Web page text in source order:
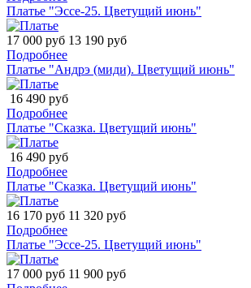
Платье "Эссе-25. Цветущий июнь"
17 000 руб 13 190 руб
Подробнее
Платье "Андрэ (миди). Цветущий июнь"
16 490 руб
Подробнее
Платье "Сказка. Цветущий июнь"
16 490 руб
Подробнее
Платье "Сказка. Цветущий июнь"
16 170 руб 11 320 руб
Подробнее
Платье "Эссе-25. Цветущий июнь"
17 000 руб 11 900 руб